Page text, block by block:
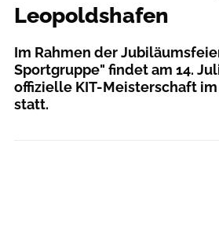
Leopoldshafen
Im Rahmen der
Sportgruppe" findet am 14.
offizielle KIT-Meisterschaft
statt.